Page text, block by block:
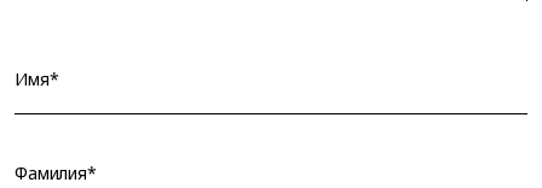
Имя*
Фамилия*